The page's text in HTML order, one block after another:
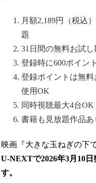
月額2,189円（税込
題
31日間の無料お試し
登録時に600ポイン
登録ポイントは無
使用OK
同時視聴最大4台OK
書籍も見放題作品あ
映画『大きな玉ねぎの下
U-NEXTで2026年3月10
す。